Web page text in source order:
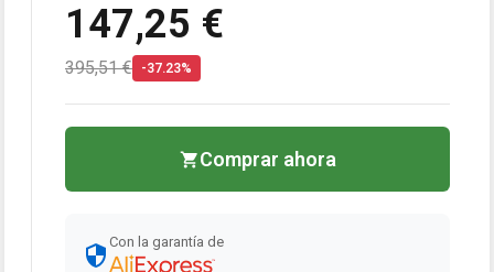
147,25 €
395,51 € -37.23%
Comprar ahora
Con la garantía de